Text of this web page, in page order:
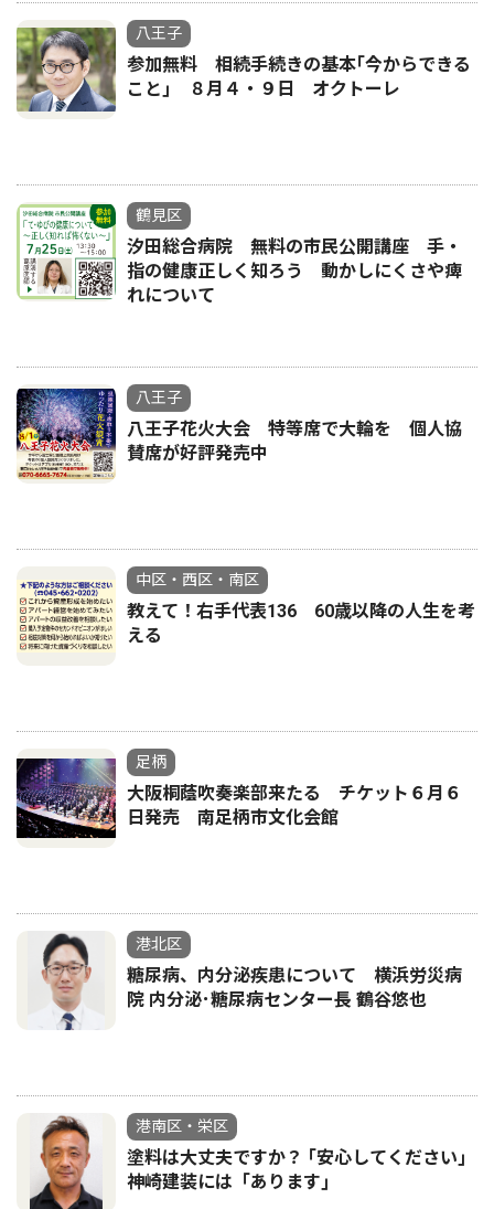
八王子
参加無料 相続手続きの基本｢今からできる
こと｣ ８月４・９日 オクトーレ
鶴見区
汐田総合病院 無料の市民公開講座 手・
指の健康正しく知ろう 動かしにくさや痺
れについて
八王子
八王子花火大会 特等席で大輪を 個人協
賛席が好評発売中
中区・西区・南区
教えて！右手代表136 60歳以降の人生を考
える
足柄
大阪桐蔭吹奏楽部来たる チケット６月６
日発売 南足柄市文化会館
港北区
糖尿病、内分泌疾患について 横浜労災病
院 内分泌･糖尿病センター長 鶴谷悠也
港南区・栄区
塗料は大丈夫ですか？ ｢安心してください｣
神崎建装には「あります｣